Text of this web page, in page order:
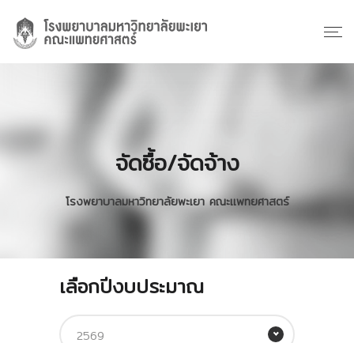
จัดซื้อ/จัดจ้าง
โรงพยาบาลมหาวิทยาลัยพะเยา คณะแพทยศาสตร์
เลือกปีงบประมาณ
2569